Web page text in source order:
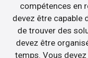
compétences en
devez être capable
de trouver des
devez être
temps. Vous